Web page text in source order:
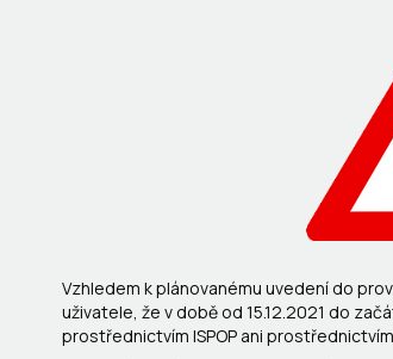
Vzhledem k plánovanému uvedení do
uživatele, že v době od 15.12.2021 do
prostřednictvím ISPOP ani prostřednictvím